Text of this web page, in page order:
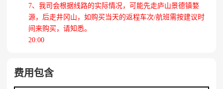
7、我司会根据线路的实际情况，可能先走庐山景德镇婺
源，后走井冈山，如购买当天的返程车次/航班需按建议时
间来购买，请知悉。
20:00
费用包含